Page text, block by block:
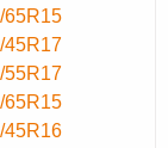
65R15
45R17
55R17
65R15
45R16